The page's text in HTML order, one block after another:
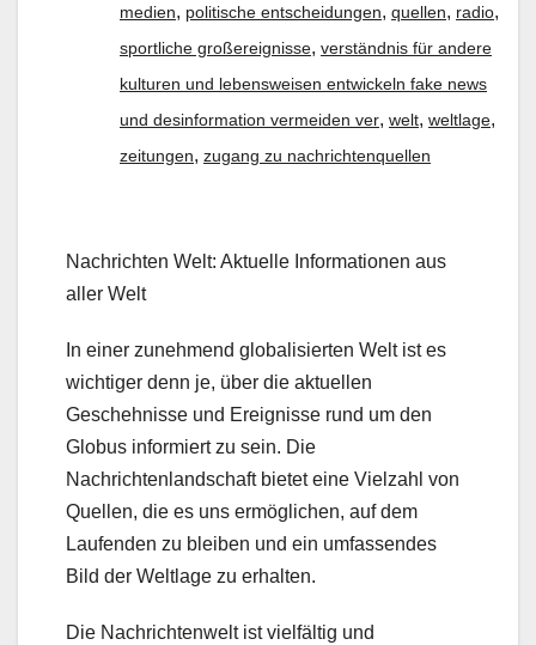
medien, politische entscheidungen, quellen, radio,
sportliche großereignisse, verständnis für andere
kulturen und lebensweisen entwickeln fake news
und desinformation vermeiden ver, welt, weltlage,
zeitungen, zugang zu nachrichtenquellen
Nachrichten Welt: Aktuelle Informationen aus
aller Welt
In einer zunehmend globalisierten Welt ist es
wichtiger denn je, über die aktuellen
Geschehnisse und Ereignisse rund um den
Globus informiert zu sein. Die
Nachrichtenlandschaft bietet eine Vielzahl von
Quellen, die es uns ermöglichen, auf dem
Laufenden zu bleiben und ein umfassendes
Bild der Weltlage zu erhalten.
Die Nachrichtenwelt ist vielfältig und